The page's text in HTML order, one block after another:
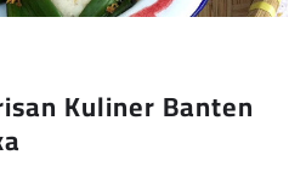
Kuliner Banten